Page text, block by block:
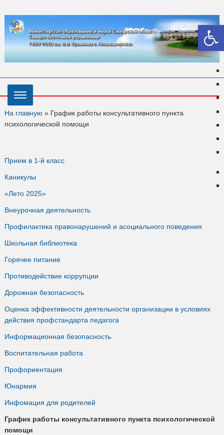
На главную » График работы консультативного пункта
психологической помощи
Прием в 1-й класс
Каникулы
«Лето 2025»
Внеурочная деятельность
Профилактика правонарушений и асоциального поведения
Школьная библиотека
Горячее питание
Противодействие коррупции
Дорожная безопасность
Оценка эффективности деятельности организации в условиях
действия профстандарта педагога
Информационная безопасность
Воспитательная работа
Профориентация
Юнармия
Инфомация для родителей
График работы консультативного пункта психологической
помощи